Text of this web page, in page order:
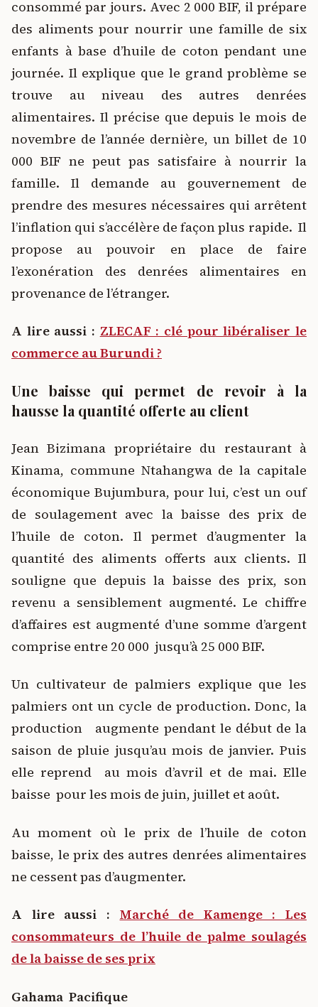
consommé par jours. Avec 2 000 BIF, il prépare
des aliments pour nourrir une famille de six
enfants à base d’huile de coton pendant une
journée. Il explique que le grand problème se
trouve au niveau des autres denrées
alimentaires. Il précise que depuis le mois de
novembre de l’année dernière, un billet de 10
000 BIF ne peut pas satisfaire à nourrir la
famille. Il demande au gouvernement de
prendre des mesures nécessaires qui arrêtent
l’inflation qui s’accélère de façon plus rapide. Il
propose au pouvoir en place de faire
l’exonération des denrées alimentaires en
provenance de l’étranger.
A lire aussi : ZLECAF : clé pour libéraliser le
commerce au Burundi ?
Une baisse qui permet de revoir à la
hausse la quantité offerte au client
Jean Bizimana propriétaire du restaurant à
Kinama, commune Ntahangwa de la capitale
économique Bujumbura, pour lui, c’est un ouf
de soulagement avec la baisse des prix de
l’huile de coton. Il permet d’augmenter la
quantité des aliments offerts aux clients. Il
souligne que depuis la baisse des prix, son
revenu a sensiblement augmenté. Le chiffre
d’affaires est augmenté d’une somme d’argent
comprise entre 20 000 jusqu’à 25 000 BIF.
Un cultivateur de palmiers explique que les
palmiers ont un cycle de production. Donc, la
production augmente pendant le début de la
saison de pluie jusqu’au mois de janvier. Puis
elle reprend au mois d’avril et de mai. Elle
baisse pour les mois de juin, juillet et août.
Au moment où le prix de l’huile de coton
baisse, le prix des autres denrées alimentaires
ne cessent pas d’augmenter.
A lire aussi : Marché de Kamenge : Les
consommateurs de l’huile de palme soulagés
de la baisse de ses prix
Gahama Pacifique